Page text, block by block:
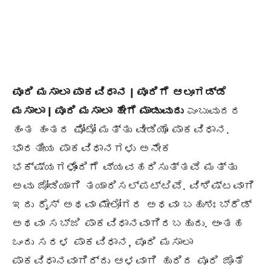
ಪೂರಿ ಮಸಾಲಾ ಪಾಕವಿಧಾನ | ಪೂರಿಗೆ ಆಲೂಗಡ್ಡೆ
ಮಸಾಲಾ | ಪೂರಿ ಮಸಾಲಾ ಹೇಗೆ ಮಾಡುವುದುಎಂಬುವುದರ
ಹಂತ ಹಂತದ ಫೋಟೋ ಮತ್ತು ವೀಡಿಯೊ ಪಾಕವಿಧಾನ.
ಭಾರತೀಯ ಪಾಕವಿಧಾನಗಳು ಅನೇಕ
ಭಕ್ಷ್ಯಗಳೊಂದಿಗೆ ವ್ಯವಹರಿಸುತ್ತವೆ ಮತ್ತು
ಅವು ಜೋಡಿಯಾಗಿ ತಯಾರಿಸಲ್ಪಟ್ಟಿವೆ. ವಿಶಿಷ್ಟವಾಗಿ
ಇದು ರೈಸ್ ಅಥವಾ ಮೇಲೋಗರ ಅಥವಾ ಬಹುಶಃ ಬ್ರೆಡ್
ಅಥವಾ ಸಬ್ಜಿ ಪಾಕವಿಧಾನವಾಗಿರಬಹುದು. ಅಂತಹ
ಒಂದು ಸರಳ ಪಾಕವಿಧಾನ, ಪೂರಿ ಮಸಾಲಾ
ಪಾಕವಿಧಾನವಾಗಿದ್ದು ಆಳವಾಗಿ ಹುರಿದ ಪೂರಿ ಜೊತೆ